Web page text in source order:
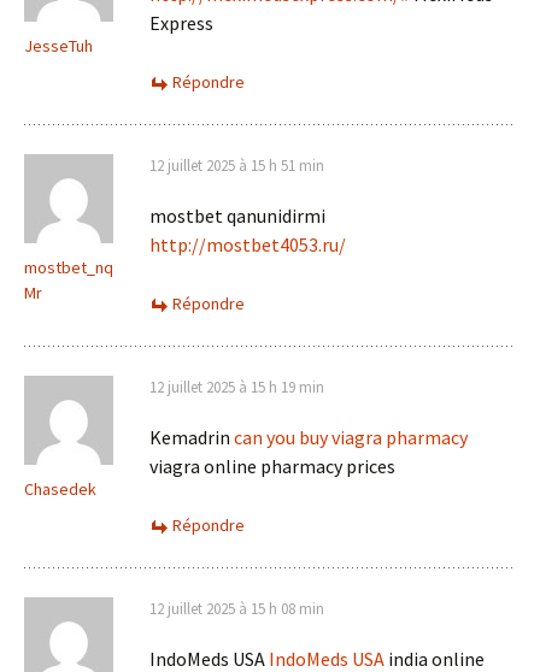
JesseTuh
Express
Répondre
mostbet_nq
Mr
12 juillet 2025 à 15 h 51 min
mostbet qanunidirmi
http://mostbet4053.ru/
Répondre
Chasedek
12 juillet 2025 à 15 h 19 min
Kemadrin can you buy viagra pharmacy
viagra online pharmacy prices
Répondre
12 juillet 2025 à 15 h 08 min
IndoMeds USA IndoMeds USA india online